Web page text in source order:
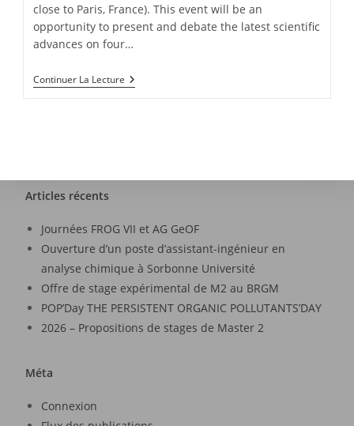
close to Paris, France). This event will be an
opportunity to present and debate the latest scientific
advances on four…
Continuer La Lecture
Articles récents
Journées FROG VII et AG GeOF
Ouverture d’un poste d’assistant-ingénieur en
analyse chimique à Sorbonne Université
Offre de stage expérimental de M2 au BRGM
POP’Day THE PERSISTENT ORGANIC POLLUTANTS’DAY
2026 – Propositions de stages de Master 2
Méta
Connexion